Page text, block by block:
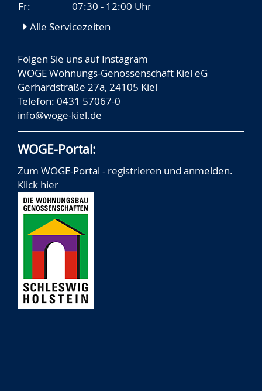
Fr:
07:30 - 12:00 Uhr
Alle Servicezeiten
Folgen Sie uns aufInstagram
WOGE Wohnungs-Genossenschaft Kiel eG
Gerhardstraße 27a, 24105 Kiel
Telefon: 0431 57067-0
info@woge-kiel.de
WOGE-Portal:
Zum WOGE-Portal - registrieren und anmelden.
Klick hier